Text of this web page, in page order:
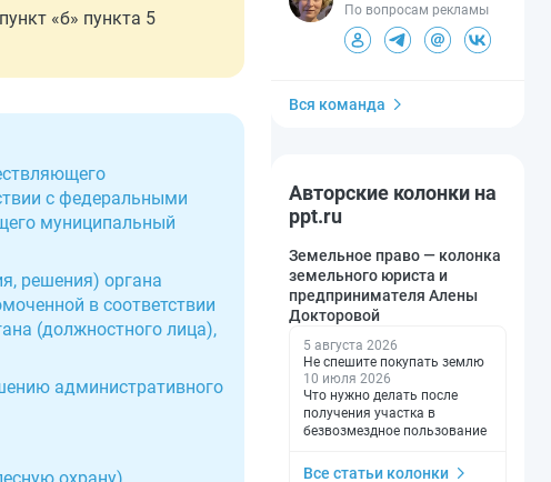
«б» пункта 5
с федеральными
муниципальный
решения) органа
в соответствии
(должностного лица),
административного
По вопросам рекламы
Вся команда
Авторские колонки на
ppt.ru
Земельное право — колонка
земельного юриста и
предпринимателя Алены
Докторовой
5 августа 2026
Не спешите покупать землю
10 июля 2026
Что нужно делать после
получения участка в
безвозмездное пользование
Все статьи колонки